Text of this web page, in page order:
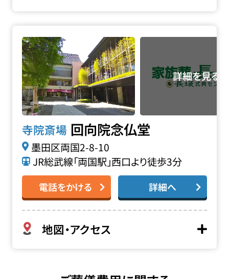
寺院斎場 回向院念仏堂
墨田区両国2-8-10
JR総武線「両国駅」西口より徒歩3分
電話をかける 詳細へ
地図・アクセス